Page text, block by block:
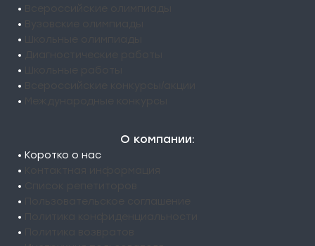
•
•
•
•
•
•
•
О компании:
• Коротко о нас
•
•
•
•
•